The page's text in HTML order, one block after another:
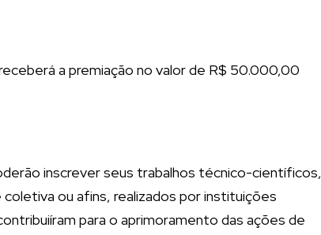
a premiação no valor de R$ 50.000,00
inscrever seus trabalhos técnico-científicos,
ou afins, realizados por instituições
para o aprimoramento das ações de